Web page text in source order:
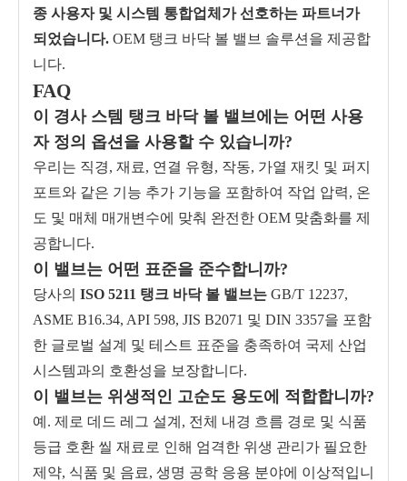
종 사용자 및 시스템 통합업체가 선호하는 파트너가
되었습니다. OEM 탱크 바닥 볼 밸브 솔루션을 제공합
니다.
FAQ
이 경사 스템 탱크 바닥 볼 밸브에는 어떤 사용
자 정의 옵션을 사용할 수 있습니까?
우리는 직경, 재료, 연결 유형, 작동, 가열 재킷 및 퍼지
포트와 같은 기능 추가 기능을 포함하여 작업 압력, 온
도 및 매체 매개변수에 맞춰 완전한 OEM 맞춤화를 제
공합니다.
이 밸브는 어떤 표준을 준수합니까?
당사의 ISO 5211 탱크 바닥 볼 밸브는 GB/T 12237,
ASME B16.34, API 598, JIS B2071 및 DIN 3357을 포함
한 글로벌 설계 및 테스트 표준을 충족하여 국제 산업
시스템과의 호환성을 보장합니다.
이 밸브는 위생적인 ​​고순도 용도에 적합합니까?
예. 제로 데드 레그 설계, 전체 내경 흐름 경로 및 식품
등급 호환 씰 재료로 인해 엄격한 위생 관리가 필요한
제약, 식품 및 음료, 생명 공학 응용 분야에 이상적입니